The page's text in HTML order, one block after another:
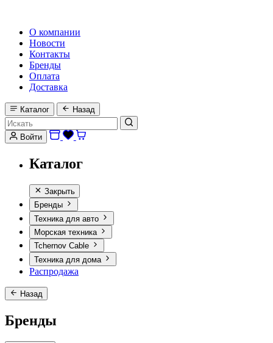
О компании
Новости
Контакты
Бренды
Оплата
Доставка
Каталог Назад
Войти
Каталог
Закрыть
Бренды
Техника для авто
Морская техника
Tchernov Cable
Техника для дома
Распродажа
Назад
Бренды